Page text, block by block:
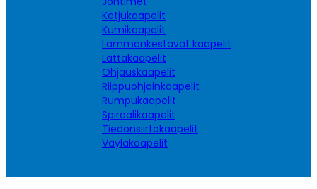
Ketjukaapelit
Kumikaapelit
Lämmönkestävät kaapelit
Lattakaapelit
Ohjauskaapelit
Riippuohjainkaapelit
Rumpukaapelit
Spiraalikaapelit
Tiedonsiirtokaapelit
Väyläkaapelit